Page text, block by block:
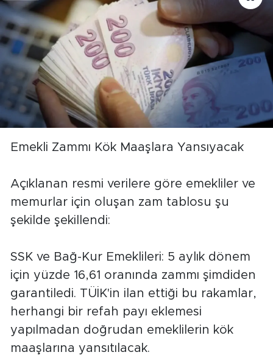
Emekli Zammı Kök Maaşlara Yansıyacak
Açıklanan resmi verilere göre emekliler ve
memurlar için oluşan zam tablosu şu
şekilde şekillendi:
SSK ve Bağ-Kur Emeklileri: 5 aylık dönem
için yüzde 16,61 oranında zammı şimdiden
garantiledi. TÜİK'in ilan ettiği bu rakamlar,
herhangi bir refah payı eklemesi
yapılmadan doğrudan emeklilerin kök
maaşlarına yansıtılacak.